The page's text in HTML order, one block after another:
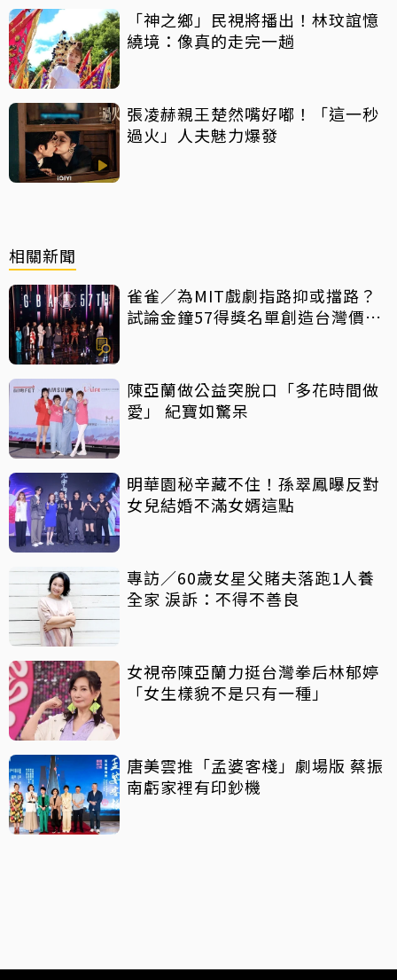
「神之鄉」民視將播出！林玟誼憶
繞境：像真的走完一趟
張凌赫親王楚然嘴好嘟！「這一秒
過火」人夫魅力爆發
相關新聞
雀雀／為MIT戲劇指路抑或擋路？
試論金鐘57得獎名單創造台灣價值
陳亞蘭做公益突脫口「多花時間做
愛」 紀寶如驚呆
明華園秘辛藏不住！孫翠鳳曝反對
女兒結婚不滿女婿這點
專訪／60歲女星父賭夫落跑1人養
全家 淚訴：不得不善良
女視帝陳亞蘭力挺台灣拳后林郁婷
「女生樣貌不是只有一種」
唐美雲推「孟婆客棧」劇場版 蔡振
南虧家裡有印鈔機